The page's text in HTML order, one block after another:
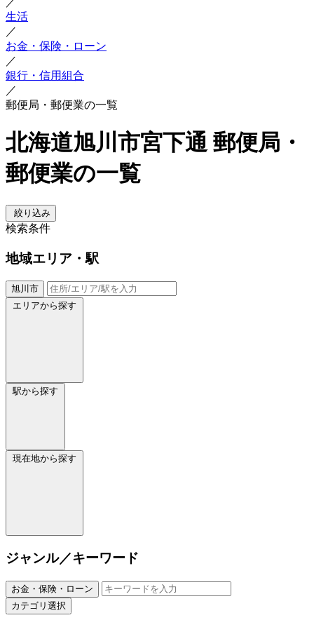
生活
／
お金・保険・ローン
／
銀行・信用組合
／
郵便局・郵便業の一覧
北海道旭川市宮下通 郵便局・
郵便業の一覧
絞り込み
検索条件
地域エリア・駅
旭川市
エリアから探す
駅から探す
現在地から探す
ジャンル／キーワード
お金・保険・ローン
カテゴリ選択